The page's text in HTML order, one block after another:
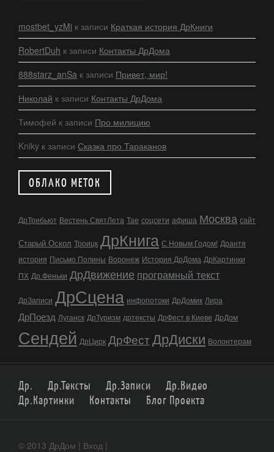
mostbet_yzMi к записи Краткая история ДрКниги
RobertDuh к записи Контакты ДрДома
888starz_anSa к записи Привет, мир!
Николай к записи Контакты ДрДома
Тимофей к записи Про милицию
Kniky к записи Сказка про Тараканов
ОБЛАКО МЕТОК
ДрТрибьют Вестень СвятЛета Тае соцсети афиша Москва сайт
Старый Оскол Троицк ДрКнига С Новым Годом! Дрантя
история Письмо Полины Воронеж История ДрДома ДрКартинки
ПХ Др.Феньки ДрДвижение програмный текст
ДрЗаписи ДрСцена инфопотоки ДрДомик Лира
ДрПоезд Луганск ДрТуризм дртексты ДрФест в Киеве ДрДом
Сендей ДрЦирк ДрФестДрДиски Волонтерам
Др. Др.Тексты Др.Записи
Др.Видео
Др.Картинки
Контакты Блог Проекта
© 2013 ДрДом | Вход |